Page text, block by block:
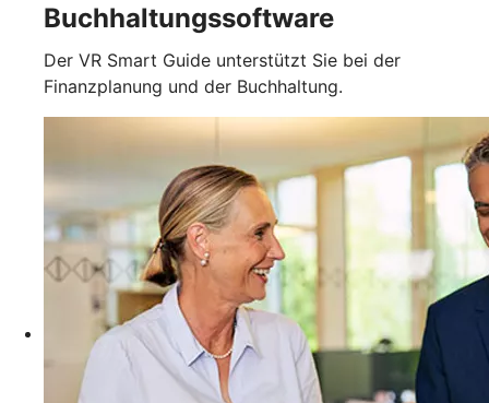
Buchhaltungssoftware
Der VR Smart Guide unterstützt Sie bei der
Finanzplanung und der Buchhaltung.